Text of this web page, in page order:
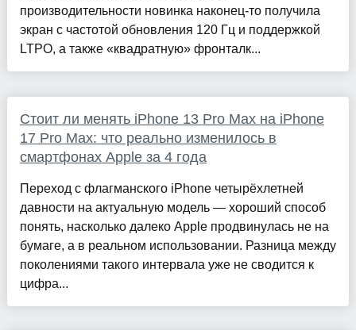
производительности новинка наконец-то получила
экран с частотой обновления 120 Гц и поддержкой
LTPO, а также «квадратную» фронталк...
Стоит ли менять iPhone 13 Pro Max на iPhone
17 Pro Max: что реально изменилось в
смартфонах Apple за 4 года
Переход с флагманского iPhone четырёхлетней
давности на актуальную модель — хороший способ
понять, насколько далеко Apple продвинулась не на
бумаге, а в реальном использовании. Разница между
поколениями такого интервала уже не сводится к
цифра...